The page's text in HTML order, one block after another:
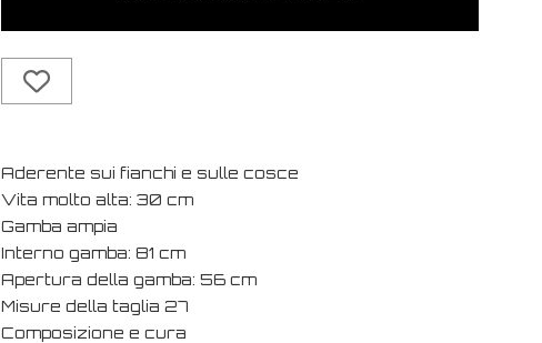
Aderente sui fianchi e sulle cosce
Vita molto alta: 30 cm
Gamba ampia
Interno gamba: 81 cm
Apertura della gamba: 56 cm
Misure della taglia 27
Composizione e cura